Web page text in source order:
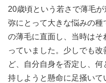
20歳頃という若さで薄毛
弥にとって大きな悩みの
の薄毛に直面し、当時は
っていました。少しでも
ど、自分自身を否定し、
持しようと懸命に足掻いて